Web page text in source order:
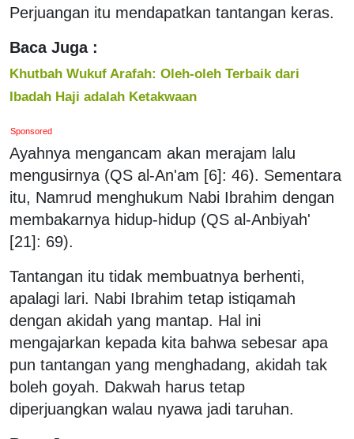
Perjuangan itu mendapatkan tantangan keras.
Baca Juga :
Khutbah Wukuf Arafah: Oleh-oleh Terbaik dari
Ibadah Haji adalah Ketakwaan
Sponsored
Ayahnya mengancam akan merajam lalu
mengusirnya (QS al-An'am [6]: 46). Sementara
itu, Namrud menghukum Nabi Ibrahim dengan
membakarnya hidup-hidup (QS al-Anbiyah'
[21]: 69).
Tantangan itu tidak membuatnya berhenti,
apalagi lari. Nabi Ibrahim tetap istiqamah
dengan akidah yang mantap. Hal ini
mengajarkan kepada kita bahwa sebesar apa
pun tantangan yang menghadang, akidah tak
boleh goyah. Dakwah harus tetap
diperjuangkan walau nyawa jadi taruhan.